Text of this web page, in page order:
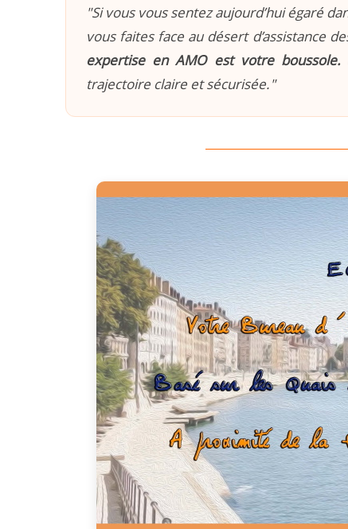
"Si vous vous sentez aujourd’hui égaré
vous faites face au désert d’assistance
expertise en AMO est votre boussole.
trajectoire claire et sécurisée."